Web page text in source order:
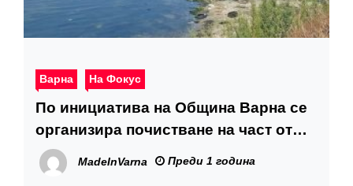
Варна На Фокус
По инициатива на Община Варна се
организира почистване на част от
северния бряг на Варненското езеро
MadeInVarna Преди 1 година